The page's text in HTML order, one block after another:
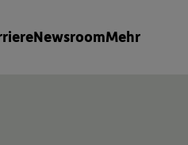
NewsroomMehr